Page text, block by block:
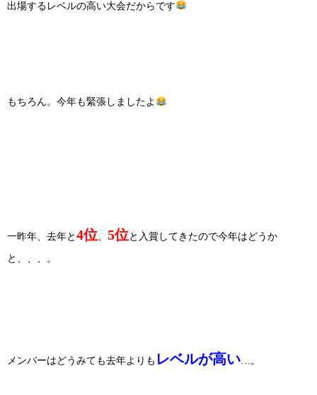
出場するレベルの高い大会だからです
もちろん。今年も緊張しましたよ
一昨年、去年と 4位 5位 と入賞してきたので今年はどうか
と、、、。
メンバーはどうみても去年よりも レベルが高い…。